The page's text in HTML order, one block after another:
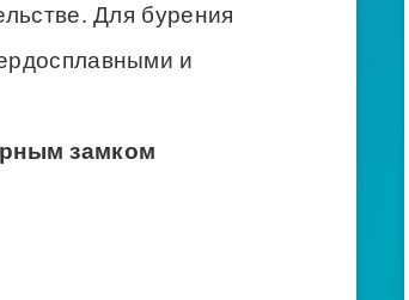
Для бурения
и
замком